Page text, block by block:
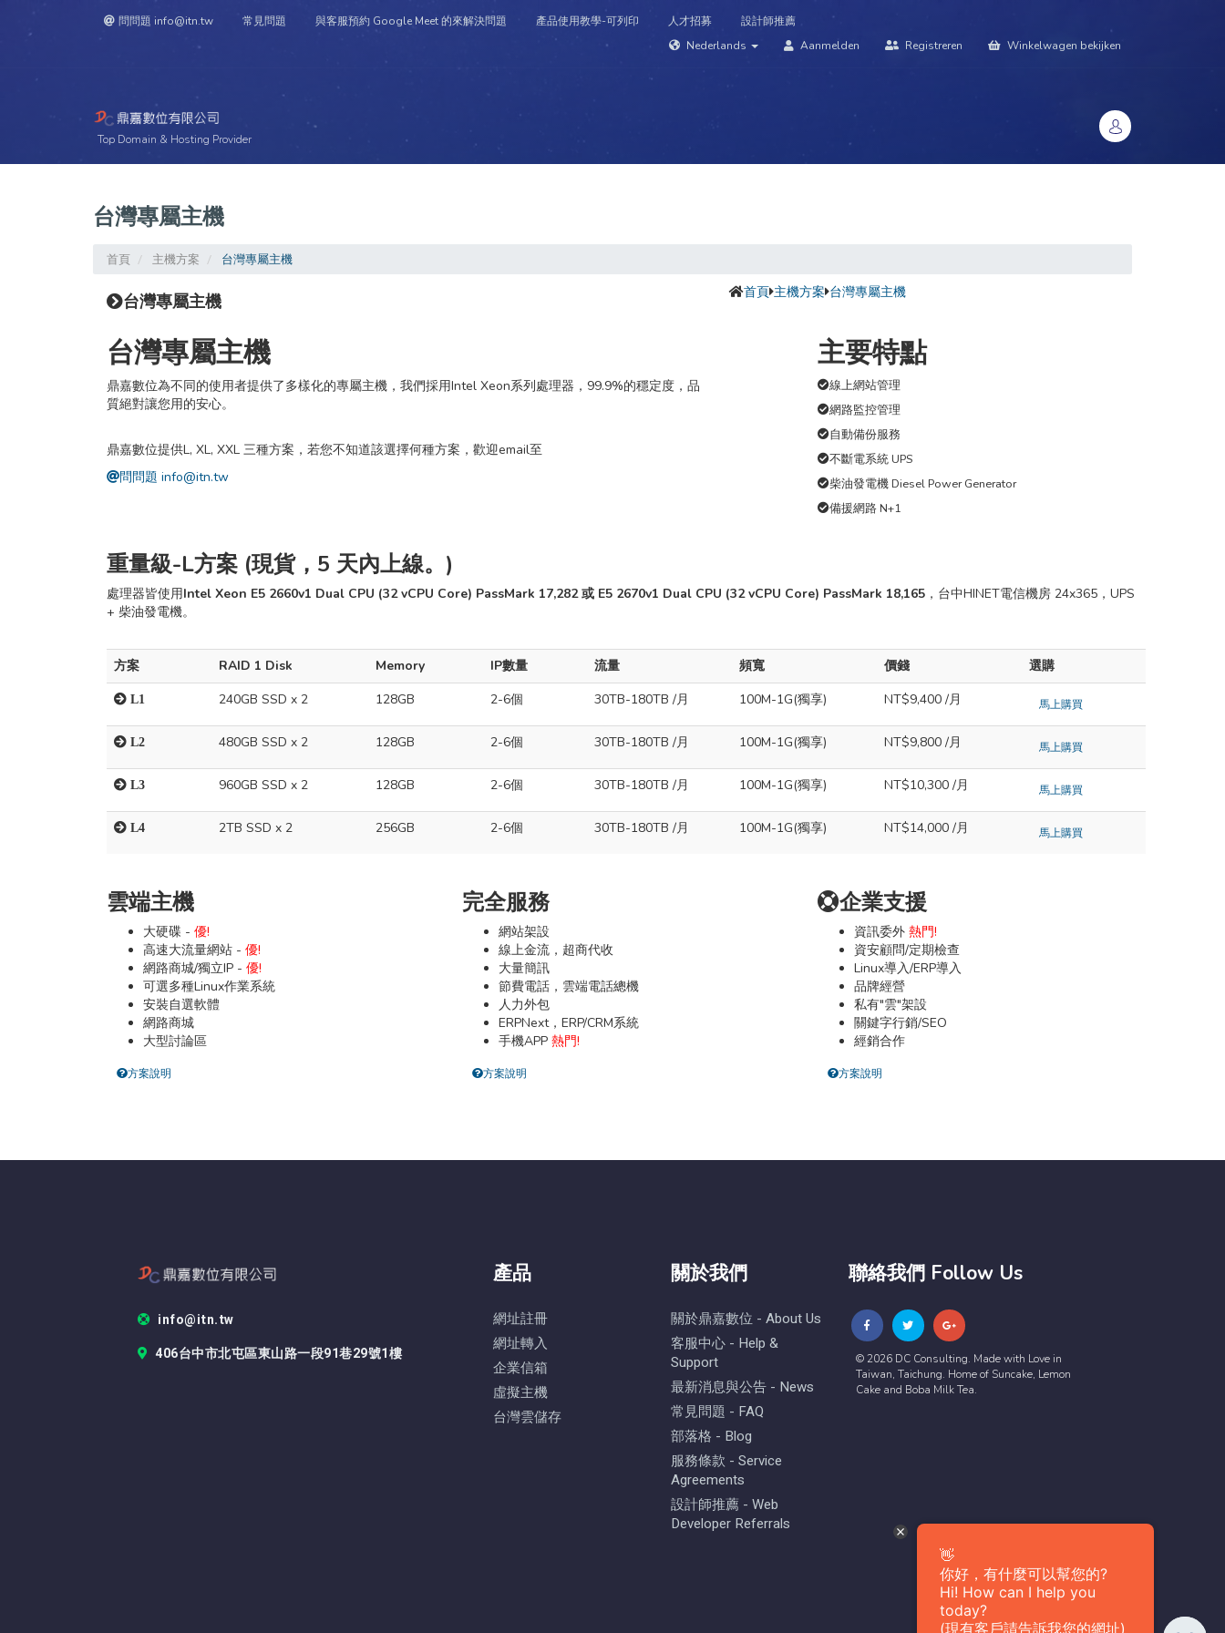
問問題 info@itn.tw 常見問題 與客服預約 Google Meet 的來解決問題 產品使用教學-可列印 人才招募
設計師推薦
Nederlands
Aanmelden Registreren Winkelwagen bekijken
Top Domain & Hosting Provider
台灣專屬主機
首頁 主機方案 台灣專屬主機
台灣專屬主機 首頁 主機方案 台灣專屬主機
台灣專屬主機
鼎嘉數位為不同的使用者提供了多樣化的專屬主機，我們採用Intel Xeon系列處理器，99.9%的穩定度，品
質絕對讓您用的安心。
鼎嘉數位提供L, XL, XXL 三種方案，若您不知道該選擇何種方案，歡迎email至
問問題 info@itn.tw
主要特點
線上網站管理
網路監控管理
自動備份服務
不斷電系統 UPS
柴油發電機 Diesel Power Generator
備援網路 N+1
重量級-L方案 (現貨，5 天內上線。)
處理器皆使用Intel Xeon E5 2660v1 Dual CPU (32 vCPU Core) PassMark 17,282 或 E5 2670v1 Dual CPU (32 vCPU Core) PassMark 18,165 ，台中HINET電信機房 24x365，UPS
+ 柴油發電機。
方案 RAID 1 Disk Memory IP數量 流量 頻寬 價錢 選購
L1 240GB SSD x 2 128GB 2-6個 30TB-180TB /月 100M-1G(獨享) NT$9,400 /月 馬上購買
L2 480GB SSD x 2 128GB 2-6個 30TB-180TB /月 100M-1G(獨享) NT$9,800 /月 馬上購買
L3 960GB SSD x 2 128GB 2-6個 30TB-180TB /月 100M-1G(獨享) NT$10,300 /月 馬上購買
L4 2TB SSD x 2 256GB 2-6個 30TB-180TB /月 100M-1G(獨享) NT$14,000 /月 馬上購買
雲端主機
大硬碟 - 優!
高速大流量網站 - 優!
網路商城/獨立IP - 優!
可選多種Linux作業系統
安裝自選軟體
網路商城
大型討論區
方案說明
完全服務
網站架設
線上金流，超商代收
大量簡訊
節費電話，雲端電話總機
人力外包
ERPNext，ERP/CRM系統
手機APP 熱門!
方案說明
企業支援
資訊委外 熱門!
資安顧問/定期檢查
Linux導入/ERP導入
品牌經營
私有"雲"架設
關鍵字行銷/SEO
經銷合作
方案說明
info@itn.tw
406台中市北屯區東山路一段91巷29號1樓
產品
網址註冊
網址轉入
企業信箱
虛擬主機
台灣雲儲存
關於我們
關於鼎嘉數位 - About Us
客服中心 - Help &
Support
最新消息與公告 - News
常見問題 - FAQ
部落格 - Blog
服務條款 - Service
Agreements
設計師推薦 - Web
Developer Referrals
聯絡我們 Follow Us
© 2026 DC Consulting. Made with Love in
Taiwan, Taichung. Home of Suncake, Lemon
Cake and Boba Milk Tea.
👋
你好，有什麼可以幫您的?
Hi! How can I help you
today?
(現有客戶請告訴我您的網址)